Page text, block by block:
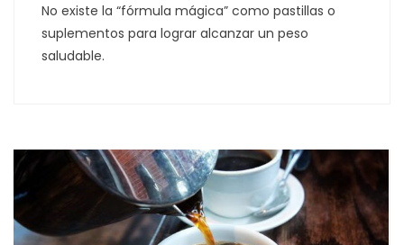
No existe la “fórmula mágica” como pastillas o
suplementos para lograr alcanzar un peso
saludable.